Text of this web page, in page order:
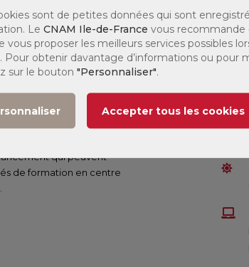
1
qui peuvent
de formation en centre
sont de petites données qui sont
Le CNAM Ile-de-France vous recommande
vous proposer les meilleurs services possibles
Pour obtenir davantage d’informations ou pour
sur le bouton "Personnaliser".
Accepter tous les cookies